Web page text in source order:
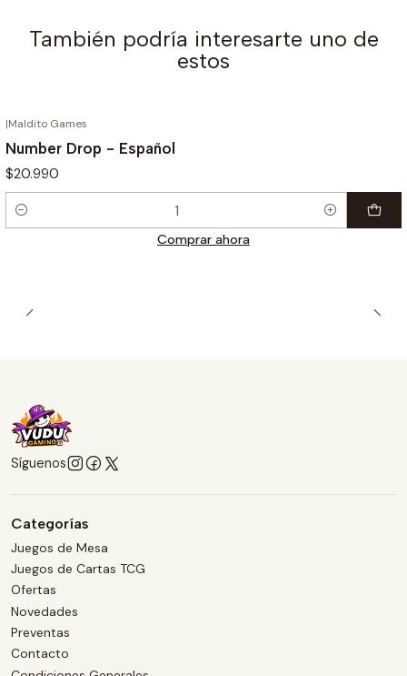
También podría interesarte uno de
estos
|Maldito Games
Number Drop - Español
$20.990
Cantidad
Comprar ahora
Síguenos
Categorías
Juegos de Mesa
Juegos de Cartas TCG
Ofertas
Novedades
Preventas
Contacto